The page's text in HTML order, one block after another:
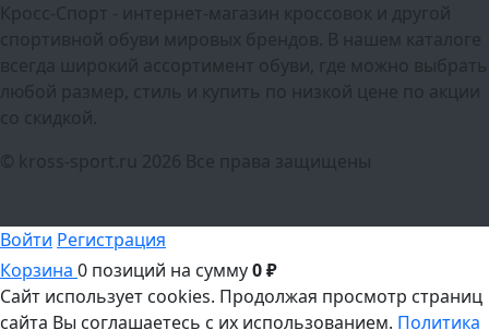
Кросс-Спорт - интернет-магазин кроссовок и другой
спортивной обуви мировых брендов. В нашем каталоге
всегда широкий ассортимент обуви, где можно выбрать
любой размер, стиль и купить по низкой цене по акции
со скидкой.
© kross-sport.ru
2026 Все права защищены
Войти Регистрация
Корзина 0 позиций на сумму0 ₽
Сайт использует cookies. Продолжая просмотр страниц
сайта Вы соглашаетесь с их использованием. Политика